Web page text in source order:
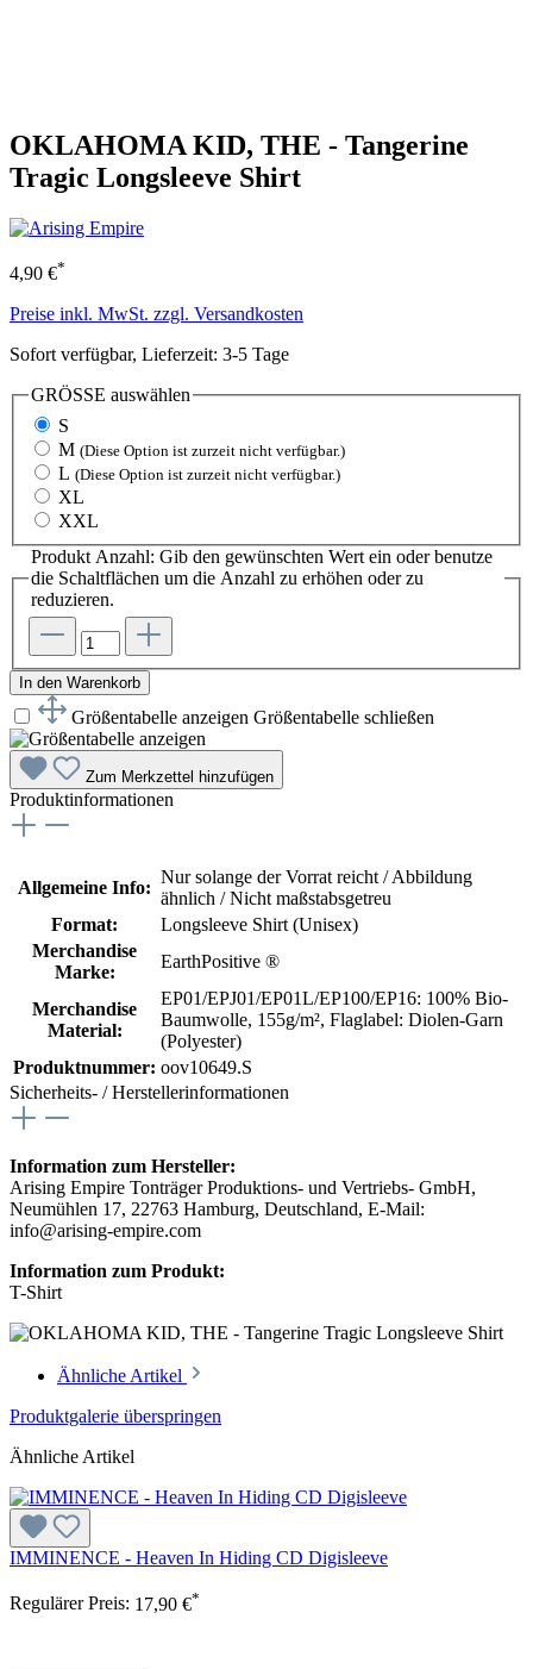
OKLAHOMA KID, THE - Tangerine
Tragic Longsleeve Shirt
4,90 €*
Preise inkl. MwSt. zzgl. Versandkosten
Sofort verfügbar, Lieferzeit: 3-5 Tage
GRÖSSE auswählen
S
M (Diese Option ist zurzeit nicht verfügbar.)
L (Diese Option ist zurzeit nicht verfügbar.)
XL
XXL
Produkt Anzahl: Gib den gewünschten Wert ein oder benutze
die Schaltflächen um die Anzahl zu erhöhen oder zu
reduzieren.
In den Warenkorb
Größentabelle anzeigen Größentabelle schließen
Zum Merkzettel hinzufügen
Produktinformationen
Allgemeine Info:
Nur solange der Vorrat reicht / Abbildung
ähnlich / Nicht maßstabsgetreu
Format:
Longsleeve Shirt (Unisex)
Merchandise
Marke:
EarthPositive ®
Merchandise
Material:
EP01/EPJ01/EP01L/EP100/EP16: 100% Bio-
Baumwolle, 155g/m², Flaglabel: Diolen-Garn
(Polyester)
Produktnummer: oov10649.S
Sicherheits- / Herstellerinformationen
Information zum Hersteller:
Arising Empire Tonträger Produktions- und Vertriebs- GmbH,
Neumühlen 17, 22763 Hamburg, Deutschland, E-Mail:
info@arising-empire.com
Information zum Produkt:
T-Shirt
Ähnliche Artikel
Produktgalerie überspringen
Ähnliche Artikel
IMMINENCE - Heaven In Hiding CD Digisleeve
Regulärer Preis: 17,90 €*